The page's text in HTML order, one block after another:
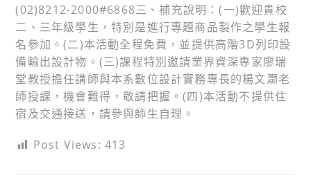
(02)8212-2000#6868三、補充說明：(一)歡迎貴校
二、三年級學生，特別是進行專題商品製作之學生報
名參加。(二)本活動全程免費，並提供高階3D列印設
備輸出設計物。(三)課程特別邀請業界資深專家廖瑞
堂教授擔任講師與本系數位設計實務專長的楊文灝老
師授課，機會難得，敬請把握。(四)本活動不提供住
宿及交通接送，請參與師生自理。
Post Views: 413